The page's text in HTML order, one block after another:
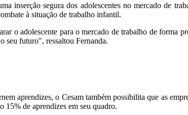
inserção segura dos adolescentes no mercado de
à situação de trabalho infantil.
o adolescente para o mercado de trabalho de forma
seu futuro", ressaltou Fernanda.
aprendizes, o Cesam também possibilita que as
15% de aprendizes em seu quadro.